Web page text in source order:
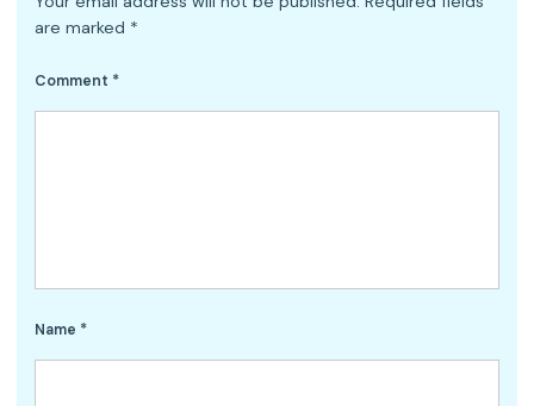
are marked *
Comment *
Name *